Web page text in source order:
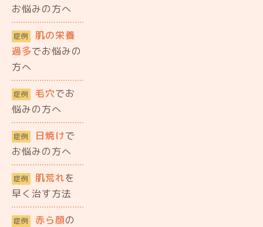
お悩みの方へ
症例
肌の栄養
過多でお悩みの
方へ
症例 毛穴でお
悩みの方へ
症例 日焼けで
お悩みの方へ
症例 肌荒れを
早く治す方法
症例 赤ら顔の